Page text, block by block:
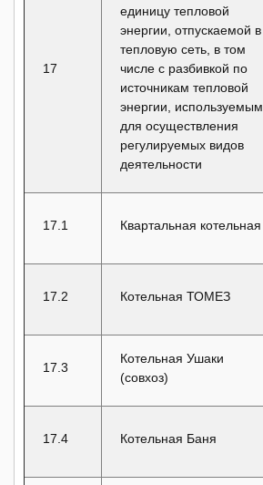
17
единицу тепловой
энергии, отпускаемой в
тепловую сеть, в том
числе с разбивкой по
источникам тепловой
энергии, используемым
для осуществления
регулируемых видов
деятельности
17.1 Квартальная котельная
17.2 Котельная ТОМЕЗ
17.3
Котельная Ушаки
(совхоз)
17.4 Котельная Баня